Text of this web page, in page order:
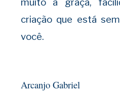
criação que está
você.
Arcanjo Gabriel